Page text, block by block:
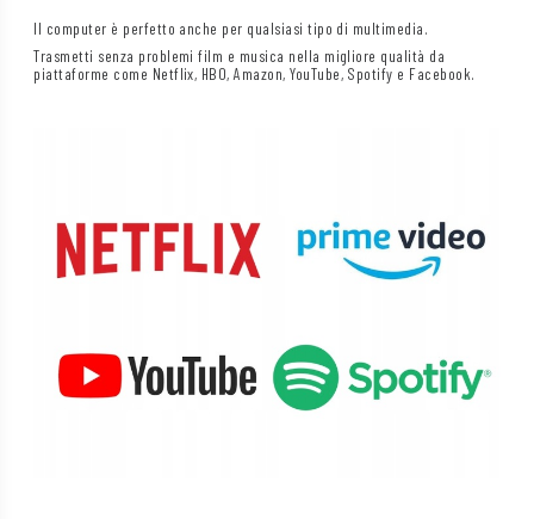
Il computer è perfetto anche per qualsiasi tipo di multimedia.
Trasmetti senza problemi film e musica nella migliore qualità da
piattaforme come Netflix, HBO, Amazon, YouTube, Spotify e Facebook.